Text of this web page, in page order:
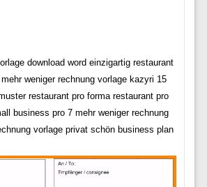
download word einzigartig restaurant
weniger rechnung vorlage kazyri 15
restaurant pro forma restaurant pro
business pro 7 mehr weniger rechnung
vorlage privat schön business plan